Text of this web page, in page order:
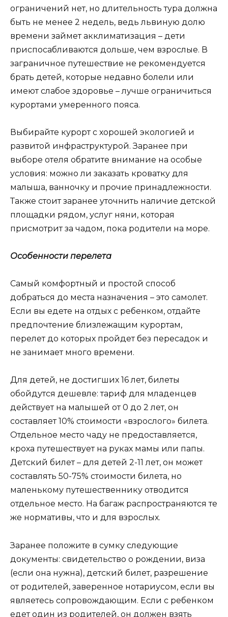
ограничений нет, но длительность тура должна
быть не менее 2 недель, ведь львиную долю
времени займет акклиматизация – дети
приспосабливаются дольше, чем взрослые. В
заграничное путешествие не рекомендуется
брать детей, которые недавно болели или
имеют слабое здоровье – лучше ограничиться
курортами умеренного пояса.
Выбирайте курорт с хорошей экологией и
развитой инфраструктурой. Заранее при
выборе отеля обратите внимание на особые
условия: можно ли заказать кроватку для
малыша, ванночку и прочие принадлежности.
Также стоит заранее уточнить наличие детской
площадки рядом, услуг няни, которая
присмотрит за чадом, пока родители на море.
Особенности перелета
Самый комфортный и простой способ
добраться до места назначения – это самолет.
Если вы едете на отдых с ребенком, отдайте
предпочтение близлежащим курортам,
перелет до которых пройдет без пересадок и
не занимает много времени.
Для детей, не достигших 16 лет, билеты
обойдутся дешевле: тариф для младенцев
действует на малышей от 0 до 2 лет, он
составляет 10% стоимости «взрослого» билета.
Отдельное место чаду не предоставляется,
кроха путешествует на руках мамы или папы.
Детский билет – для детей 2-11 лет, он может
составлять 50-75% стоимости билета, но
маленькому путешественнику отводится
отдельное место. На багаж распространяются те
же нормативы, что и для взрослых.
Заранее положите в сумку следующие
документы: свидетельство о рождении, виза
(если она нужна), детский билет, разрешение
от родителей, заверенное нотариусом, если вы
являетесь сопровождающим. Если с ребенком
едет один из родителей, он должен взять